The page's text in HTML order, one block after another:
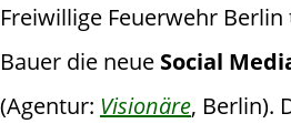
Freiwillige Feuerwehr
Bauer die neue Social
(Agentur: Visionäre, Berlin).